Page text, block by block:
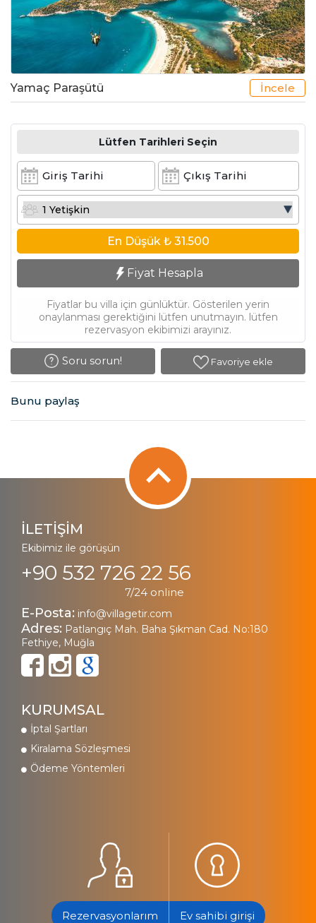
Yamaç Paraşütü İncele
Lütfen Tarihleri Seçin
En Düşük ₺ 31.500
Fiyat Hesapla
Fiyatlar bu villa için günlüktür. Gösterilen yerin
onaylanması gerektiğini lütfen unutmayın. lütfen
rezervasyon ekibimizi arayınız.
Soru sorun! Favoriye ekle
Bunu paylaş
İLETİŞİM
Ekibimiz ile görüşün
+90 532 726 22 56
7/24 online
E-Posta: info@villagetir.com
Adres: Patlangıç Mah. Baha Şıkman Cad. No:180
Fethiye, Muğla
KURUMSAL
İptal Şartları
Kiralama Sözleşmesi
Ödeme Yöntemleri
Ev sahibi girişi
Rezervasyonlarım